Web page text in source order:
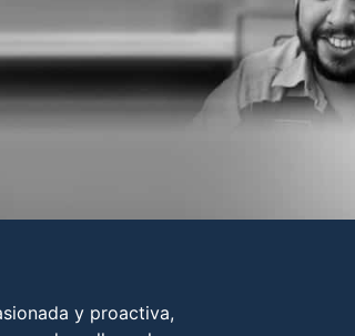
y proactiva,